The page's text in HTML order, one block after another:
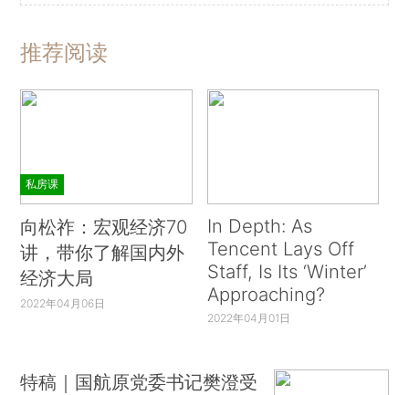
推荐阅读
私房课
向松祚：宏观经济70
讲，带你了解国内外
经济大局
2022年04月06日
In Depth: As
Tencent Lays Off
Staff, Is Its ‘Winter’
Approaching?
2022年04月01日
特稿｜国航原党委书记樊澄受